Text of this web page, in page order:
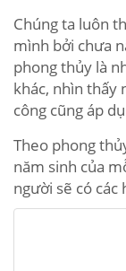
Chúng ta luôn
mình bởi chưa
phong thủy là
khác, nhìn thấy
công cũng áp
Theo phong
năm sinh của
người sẽ có các